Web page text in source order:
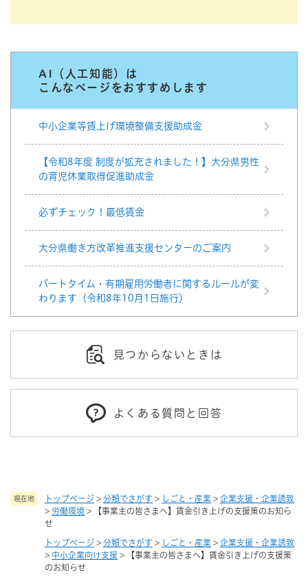
現在地 トップページ > 分類でさがす > しごと・産業 > 企業支援・企業誘致
> 労働環境 >
【事業主の皆さまへ】賃金引き上げの支援策のお知ら
せ
トップページ > 分類でさがす > しごと・産業 > 企業支援・企業誘致
> 中小企業向け支援 >
【事業主の皆さまへ】賃金引き上げの支援策
のお知らせ
AI（人工知能）は
こんなページをおすすめします
中小企業等賃上げ環境整備支援助成金
【令和8年度 制度が拡充されました！】大分県男性
の育児休業取得促進助成金
必ずチェック！最低賃金
大分県働き方改革推進支援センターのご案内
パートタイム・有期雇用労働者に関するルールが変
わります（令和8年10月1日施行）
見つからないときは
よくある質問と回答